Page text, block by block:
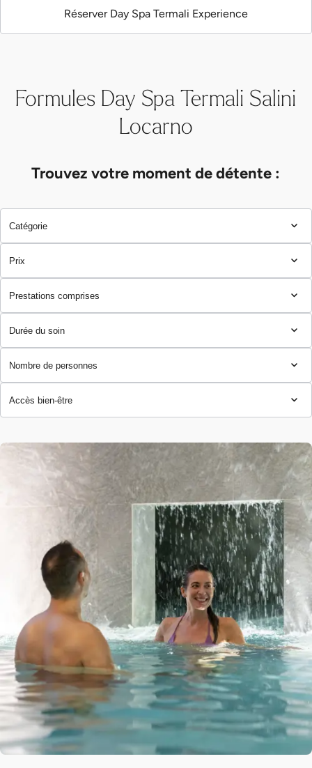
Réserver Day Spa Termali Experience
Formules Day Spa Termali Salini
Locarno
Trouvez votre moment de détente :
Catégorie
Prix
Prestations comprises
Durée du soin
Nombre de personnes
Accès bien-être